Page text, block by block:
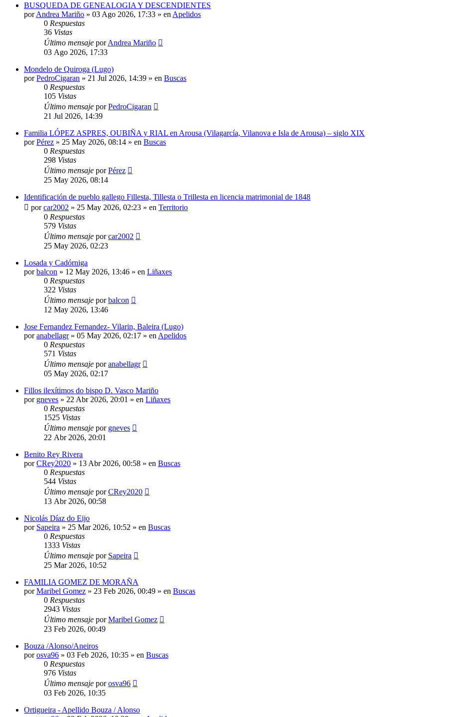
BUSQUEDA DE GENEALOGIA Y DESCENDIENTES
porAndrea Mariño » 03 Ago 2026, 17:33 » en Apelidos
0 Respuestas
36 Vistas
Último mensaje porAndrea Mariño
03 Ago 2026, 17:33
Mondelo de Quiroga (Lugo)
porPedroCigaran » 21 Jul 2026, 14:39 » en Buscas
0 Respuestas
105 Vistas
Último mensaje porPedroCigaran
21 Jul 2026, 14:39
Familia LÓPEZ ASPRES, OUBIÑA y RIAL en Arousa (Vilagarcía, Vilanova e Isla de Arousa) – siglo XIX
porPérez » 25 May 2026, 08:14 » en Buscas
0 Respuestas
298 Vistas
Último mensaje porPérez
25 May 2026, 08:14
Identificación de pueblo gallego Fillesta, Tillesta o Trillesta en licencia matrimonial de 1848
porcar2002 » 25 May 2026, 02:23 » en Territorio
0 Respuestas
579 Vistas
Último mensaje porcar2002
25 May 2026, 02:23
Losada y Cadórniga
porbalcon » 12 May 2026, 13:46 » en Liñaxes
0 Respuestas
322 Vistas
Último mensaje porbalcon
12 May 2026, 13:46
Jose Fernandez Fernandez- Vilarin, Baleira (Lugo)
poranabellagr» 05 May 2026, 02:17 » en Apelidos
0 Respuestas
571 Vistas
Último mensaje poranabellagr
05 May 2026, 02:17
Fillos ilexítimos do bispo D. Vasco Mariño
por gneves » 22 Abr 2026, 20:01 » en Liñaxes
0 Respuestas
1525 Vistas
Último mensaje por gneves
22 Abr 2026, 20:01
Benito Rey Rivera
porCRey2020 » 13 Abr 2026, 00:58 » en Buscas
0 Respuestas
544 Vistas
Último mensaje porCRey2020
13 Abr 2026, 00:58
Nicolás Díaz do Eijo
por Sapeira » 25 Mar 2026, 10:52 » en Buscas
0 Respuestas
1333 Vistas
Último mensaje por Sapeira
25 Mar 2026, 10:52
FAMILIA GOMEZ DE MORAÑA
porMaribel Gomez » 23 Feb 2026, 00:49 » en Buscas
0 Respuestas
2943 Vistas
Último mensaje porMaribel Gomez
23 Feb 2026, 00:49
Bouza /Alonso/Aneiros
porosva96 » 03 Feb 2026, 10:35 » en Buscas
0 Respuestas
976 Vistas
Último mensaje porosva96
03 Feb 2026, 10:35
Ortigueira - Apellido Bouza / Alonso